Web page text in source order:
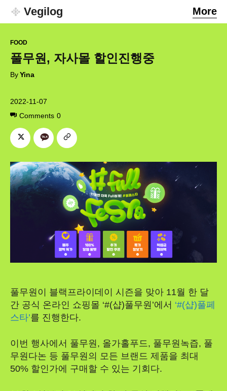
Vegilog More
2022-11-07
Comments 0
FOOD
풀무원, 자사몰 할인진행중
ByYina
풀무원이 블랙프라이데이 시즌을 맞아 11월 한 달
간 공식 온라인 쇼핑몰 ‘#(샵)풀무원’에서 ‘#(샵)풀페
스타’를 진행한다.
이번 행사에서 풀무원, 올가홀푸드, 풀무원녹즙, 풀
무원다논 등 풀무원의 모든 브랜드 제품을 최대
50% 할인가에 구매할 수 있는 기회다.